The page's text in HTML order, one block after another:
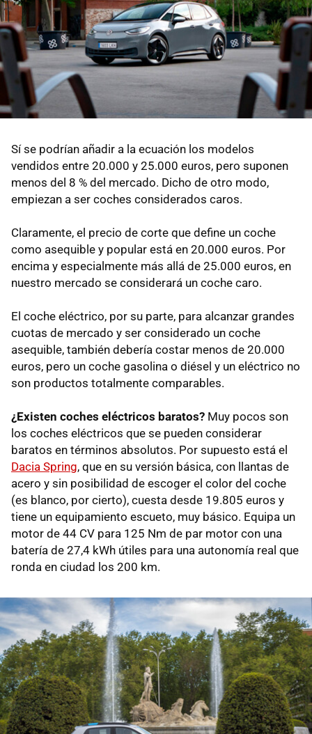
Sí se podrían añadir a la ecuación los modelos
vendidos entre 20.000 y 25.000 euros, pero suponen
menos del 8 % del mercado. Dicho de otro modo,
empiezan a ser coches considerados caros.
Claramente, el precio de corte que define un coche
como asequible y popular está en 20.000 euros. Por
encima y especialmente más allá de 25.000 euros, en
nuestro mercado se considerará un coche caro.
El coche eléctrico, por su parte, para alcanzar grandes
cuotas de mercado y ser considerado un coche
asequible, también debería costar menos de 20.000
euros, pero un coche gasolina o diésel y un eléctrico no
son productos totalmente comparables.
¿Existen coches eléctricos baratos? Muy pocos son
los coches eléctricos que se pueden considerar
baratos en términos absolutos. Por supuesto está el
Dacia Spring, que en su versión básica, con llantas de
acero y sin posibilidad de escoger el color del coche
(es blanco, por cierto), cuesta desde 19.805 euros y
tiene un equipamiento escueto, muy básico. Equipa un
motor de 44 CV para 125 Nm de par motor con una
batería de 27,4 kWh útiles para una autonomía real que
ronda en ciudad los 200 km.